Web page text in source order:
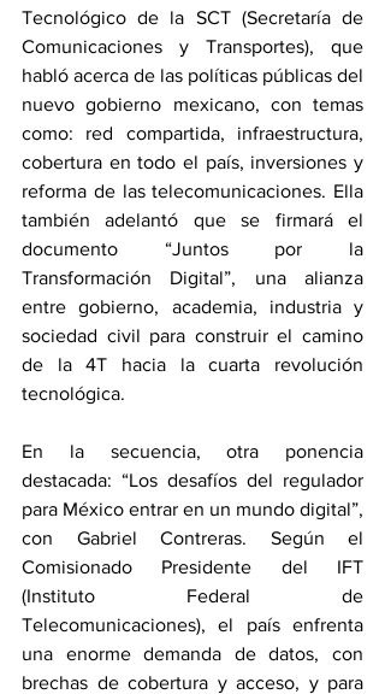
Tecnológico de la SCT (Secretaría de
Comunicaciones y Transportes), que
habló acerca de las políticas públicas del
nuevo gobierno mexicano, con temas
como: red compartida, infraestructura,
cobertura en todo el país, inversiones y
reforma de las telecomunicaciones. Ella
también adelantó que se firmará el
documento “Juntos por la
Transformación Digital”, una alianza
entre gobierno, academia, industria y
sociedad civil para construir el camino
de la 4T hacia la cuarta revolución
tecnológica.
En la secuencia, otra ponencia
destacada: “Los desafíos del regulador
para México entrar en un mundo digital”,
con Gabriel Contreras. Según el
Comisionado Presidente del IFT
(Instituto Federal de
Telecomunicaciones), el país enfrenta
una enorme demanda de datos, con
brechas de cobertura y acceso, y para